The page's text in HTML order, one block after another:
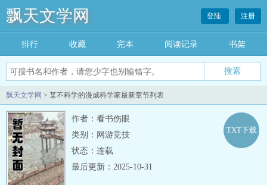
飘天文学网 登陆 注册
排行 收藏 完本 阅读记录 书架
飘天文学网 > 某不科学的漫威科学家最新章节列表
作者：看书伤眼
类别：网游竞技
状态：连载
TXT下载
最后更新：2025-10-31